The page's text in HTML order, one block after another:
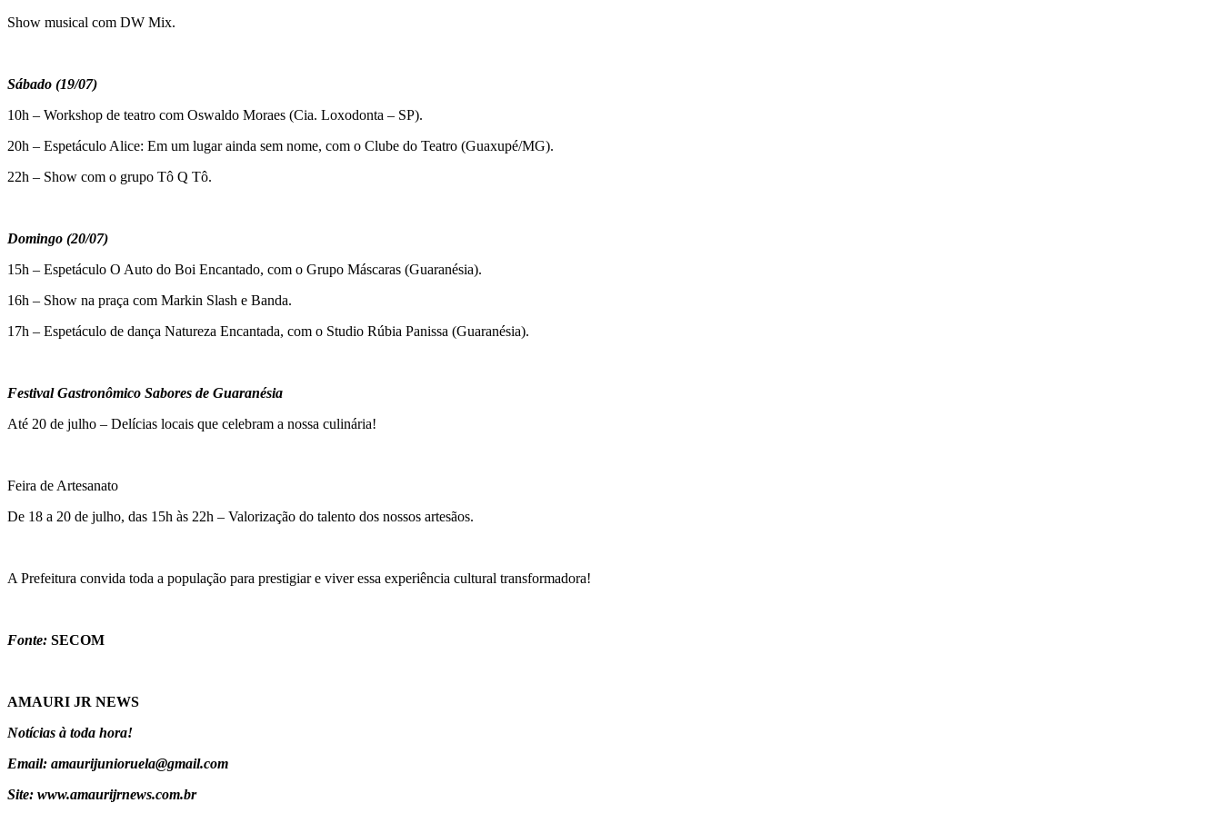
Show musical com DW Mix.
Sábado (19/07)
10h – Workshop de teatro com Oswaldo Moraes (Cia. Loxodonta – SP).
20h – Espetáculo Alice: Em um lugar ainda sem nome, com o Clube do Teatro (Guaxupé/MG).
22h – Show com o grupo Tô Q Tô.
Domingo (20/07)
15h – Espetáculo O Auto do Boi Encantado, com o Grupo Máscaras (Guaranésia).
16h – Show na praça com Markin Slash e Banda.
17h – Espetáculo de dança Natureza Encantada, com o Studio Rúbia Panissa (Guaranésia).
Festival Gastronômico Sabores de Guaranésia
Até 20 de julho – Delícias locais que celebram a nossa culinária!
Feira de Artesanato
De 18 a 20 de julho, das 15h às 22h – Valorização do talento dos nossos artesãos.
A Prefeitura convida toda a população para prestigiar e viver essa experiência cultural transformadora!
Fonte: SECOM
AMAURI JR NEWS
Notícias à toda hora!
Email: amaurijunioruela@gmail.com
Site: www.amaurijrnews.com.br